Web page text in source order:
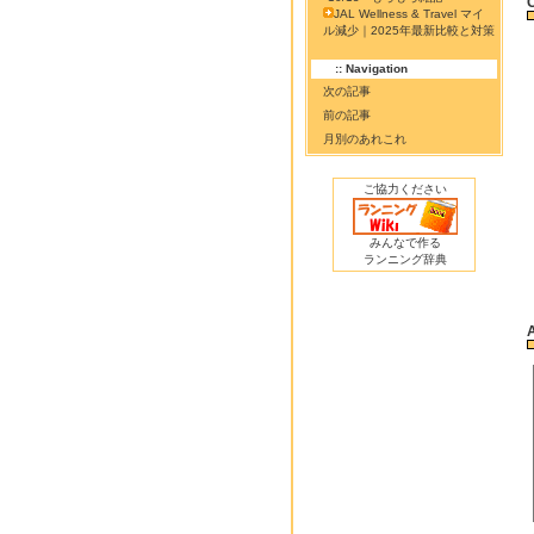
JAL Wellness & Travel マイ
ル減少｜2025年最新比較と対策
:: Navigation
次の記事
前の記事
月別のあれこれ
ご協力ください
みんなで作る
ランニング辞典